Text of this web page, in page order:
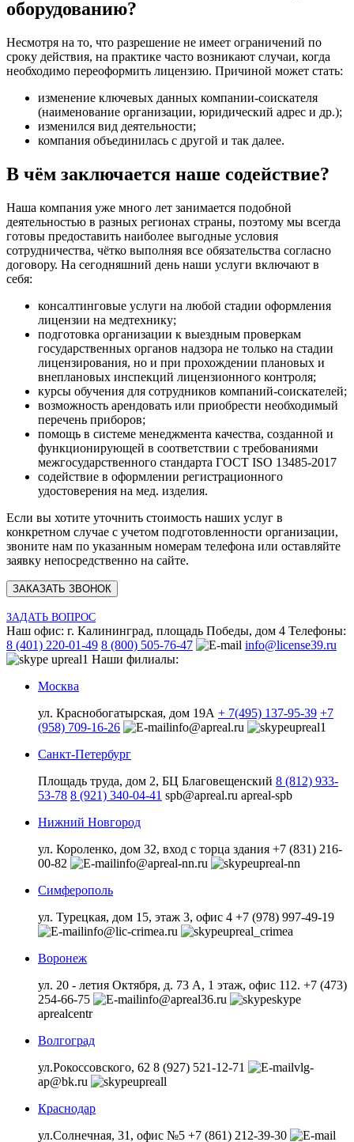
оборудованию?
Несмотря на то, что разрешение не имеет ограничений по
сроку действия, на практике часто возникают случаи, когда
необходимо переоформить лицензию. Причиной может стать:
изменение ключевых данных компании-соискателя
(наименование организации, юридический адрес и др.);
изменился вид деятельности;
компания объединилась с другой и так далее.
В чём заключается наше содействие?
Наша компания уже много лет занимается подобной
деятельностью в разных регионах страны, поэтому мы всегда
готовы предоставить наиболее выгодные условия
сотрудничества, чётко выполняя все обязательства согласно
договору. На сегодняшний день наши услуги включают в
себя:
консалтинговые услуги на любой стадии оформления
лицензии на медтехнику;
подготовка организации к выездным проверкам
государственных органов надзора не только на стадии
лицензирования, но и при прохождении плановых и
внеплановых инспекций лицензионного контроля;
курсы обучения для сотрудников компаний-соискателей;
возможность арендовать или приобрести необходимый
перечень приборов;
помощь в системе менеджмента качества, созданной и
функционирующей в соответствии с требованиями
межгосударственного стандарта ГОСТ ISO 13485-2017
содействие в оформлении регистрационного
удостоверения на мед. изделия.
Если вы хотите уточнить стоимость наших услуг в
конкретном случае с учетом подготовленности организации,
звоните нам по указанным номерам телефона или оставляйте
заявку непосредственно на сайте.
ЗАКАЗАТЬ ЗВОНОК
ЗАДАТЬ ВОПРОС
Наш офис: г. Калининград, площадь Победы, дом 4 Телефоны:
8 (401) 220-01-49 8 (800) 505-76-47
info@license39.ru
upreal1 Наши филиалы:
Москва
ул. Краснобогатырская, дом 19А + 7(495) 137-95-39 +7
(958) 709-16-26
info@apreal.ru
upreal1
Санкт-Петербург
Площадь труда, дом 2, БЦ Благовещенский 8 (812) 933-
53-78 8 (921) 340-04-41 spb@apreal.ru apreal-spb
Нижний Новгород
ул. Короленко, дом 32, вход с торца здания +7 (831) 216-
00-82
info@apreal-nn.ru
upreal-nn
Симферополь
ул. Турецкая, дом 15, этаж 3, офис 4 +7 (978) 997-49-19
info@lic-crimea.ru
upreal_crimea
Воронеж
ул. 20 - летия Октября, д. 73 А, 1 этаж, офис 112. +7 (473)
254-66-75
info@apreal36.ru
aprealcentr
Волгоград
ул.Рокоссовского, 62 8 (927) 521-12-71
vlg-
ap@bk.ru
upreall
Краснодар
ул.Солнечная, 31, офис №5 +7 (861) 212-39-30